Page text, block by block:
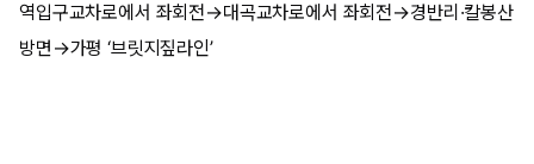
역입구교차로에서 좌회전→대곡교차로에서 좌회전→경반리·칼봉산
방면→가평 ‘브릿지짚라인’